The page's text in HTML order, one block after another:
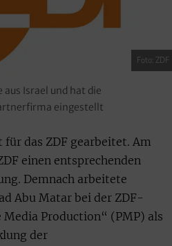
Foto: ZDF
aus Israel und hat die
eingestellt
das ZDF gearbeitet. Am
einen entsprechenden
Demnach arbeitete
Abu Matar bei der ZDF-
Production“ (PMP) als
der